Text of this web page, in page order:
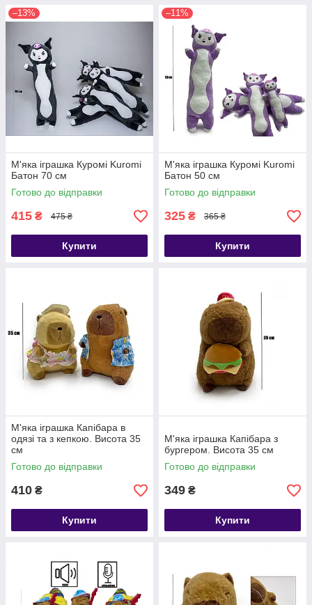
–13%
М'яка іграшка Куромі Kuromi
Батон 70 см
Готово до відправки
415 ₴ 475 ₴
Купити
–11%
М'яка іграшка Куромі Kuromi
Батон 50 см
Готово до відправки
325 ₴ 365 ₴
Купити
М'яка іграшка Капібара в
одязі та з кепкою. Висота 35
см
Готово до відправки
410 ₴
Купити
М'яка іграшка Капібара з
бургером. Висота 35 см
Готово до відправки
349 ₴
Купити